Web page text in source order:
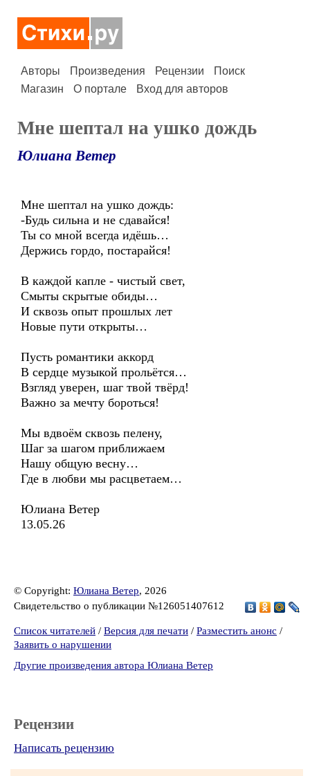
Авторы Произведения Рецензии
Поиск
Магазин
О портале Вход для авторов
Мне шептал на ушко дождь
Юлиана Ветер
Мне шептал на ушко дождь:
-Будь сильна и не сдавайся!
Ты со мной всегда идёшь…
Держись гордо, постарайся!
В каждой капле - чистый свет,
Смыты скрытые обиды…
И сквозь опыт прошлых лет
Новые пути открыты…
Пусть романтики аккорд
В сердце музыкой прольётся…
Взгляд уверен, шаг твой твёрд!
Важно за мечту бороться!
Мы вдвоём сквозь пелену,
Шаг за шагом приближаем
Нашу общую весну…
Где в любви мы расцветаем…
Юлиана Ветер
13.05.26
© Copyright: Юлиана Ветер, 2026
Свидетельство о публикации №126051407612
Список читателей / Версия для печати / Разместить анонс /
Заявить о нарушении
Другие произведения автора Юлиана Ветер
Рецензии
Написать рецензию